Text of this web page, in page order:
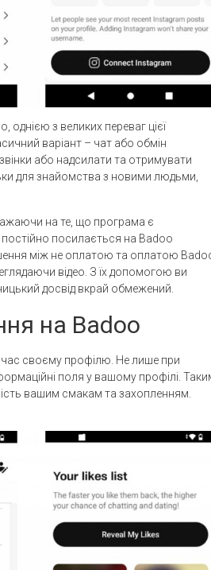
однією з великих переваг цієї
варіант – чат або обмін
або надсилати та отримувати
для знайомства з новими людьми,
на те, що програма є
посилається на Badoo
між не оплатою та оплатою
відео. З їх допомогою ви
досвід вкрай обмежений.
на Badoo
час своєму профілю. Не лише при
поля у вашому профілі.
вашим смакам та захопленням.